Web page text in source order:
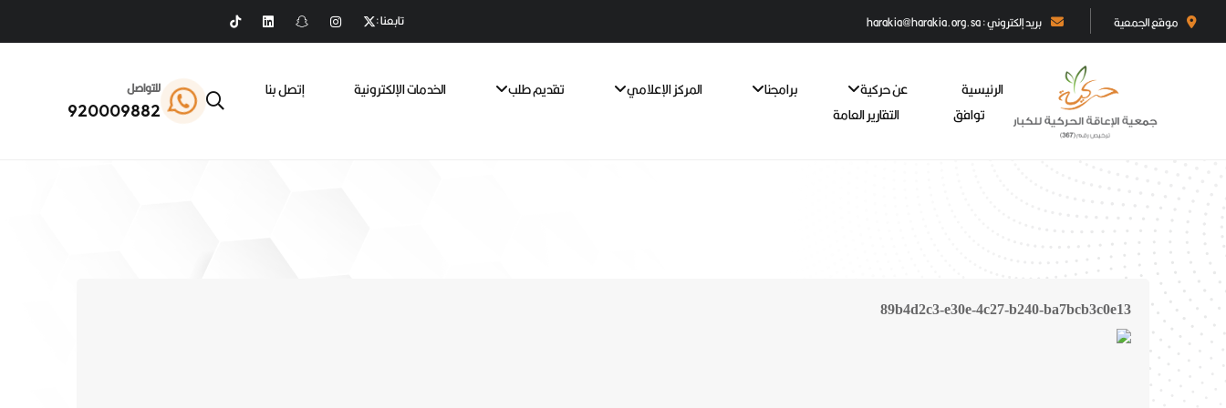
موقع الجمعية بريد إلكتروني : harakia@harakia.org.sa تابعنا :
الرئيسية عن حركية برامجنا المركز الإعلامي تقديم طلب الخدمات الإلكترونية
إتصل بنا
توافق
التقارير العامة
للتواصل
920009882
89b4d2c3-e30e-4c27-b240-ba7bcb3c0e13